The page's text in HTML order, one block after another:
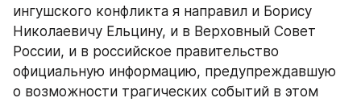
ингушского конфликта я направил и Борису
Николаевичу Ельцину, и в Верховный Совет
России, и в российское правительство
официальную информацию, предупреждавшую
о возможности трагических событий в этом